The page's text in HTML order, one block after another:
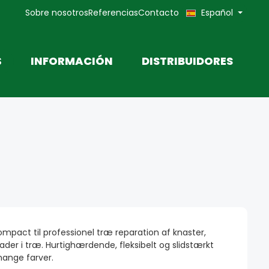
Sobre nosotrosReferenciasContacto Español
INFORMACIÓN DISTRIBUIDORES
til professionel træ reparation af knaster,
i træ. Hurtighærdende, fleksibelt og slidstærkt
farver.